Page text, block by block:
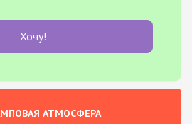
Хочу!
АТМОСФЕРА